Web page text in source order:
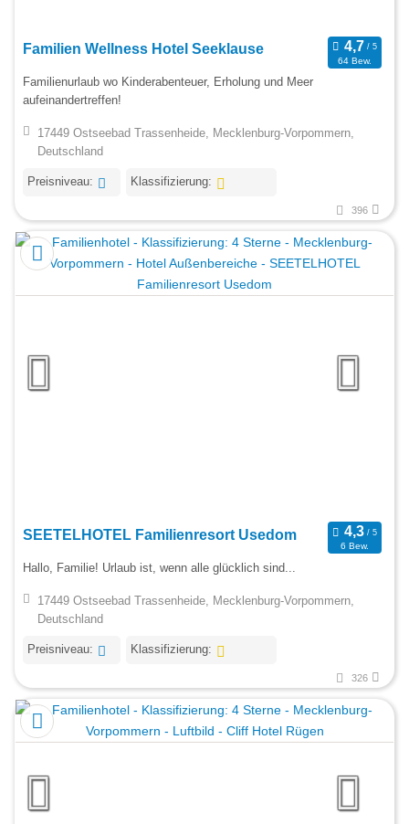
Familien Wellness Hotel Seeklause
64 Bew.
Familienurlaub wo Kinderabenteuer, Erholung und Meer
aufeinandertreffen!
17449 Ostseebad Trassenheide, Mecklenburg-Vorpommern,
Deutschland
Preisniveau: Klassifizierung:
396
SEETELHOTEL Familienresort Usedom
6 Bew.
Hallo, Familie! Urlaub ist, wenn alle glücklich sind...
17449 Ostseebad Trassenheide, Mecklenburg-Vorpommern,
Deutschland
Preisniveau: Klassifizierung:
326